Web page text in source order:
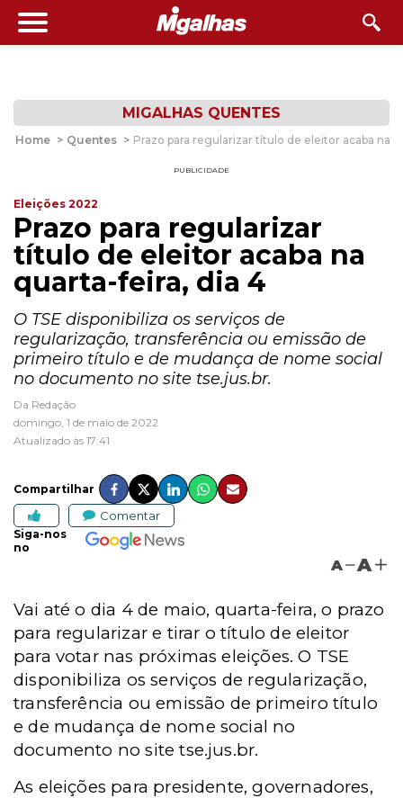
MIGALHAS QUENTES
Home > Quentes > Prazo para regularizar título de eleitor acaba na
PUBLICIDADE
Eleições 2022
Prazo para regularizar
título de eleitor acaba na
quarta-feira, dia 4
O TSE disponibiliza os serviços de
regularização, transferência ou emissão de
primeiro título e de mudança de nome social
no documento no site tse.jus.br.
Da Redação
domingo, 1 de maio de 2022
Atualizado às 17:41
Compartilhar
Comentar
Siga-nos
no
A A
Vai até o dia 4 de maio, quarta-feira, o prazo
para regularizar e tirar o título de eleitor
para votar nas próximas eleições. O TSE
disponibiliza os serviços de regularização,
transferência ou emissão de primeiro título
e de mudança de nome social no
documento no site tse.jus.br.
As eleições para presidente, governadores,